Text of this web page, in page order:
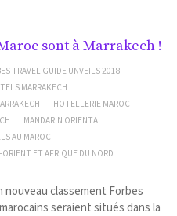
sont à Marrakech !
TRAVEL GUIDE UNVEILS 2018
MARRAKECH
HOTELLERIE MAROC
MANDARIN ORIENTAL
AU MAROC
ET AFRIQUE DU NORD
nouveau classement Forbes
seraient situés dans la